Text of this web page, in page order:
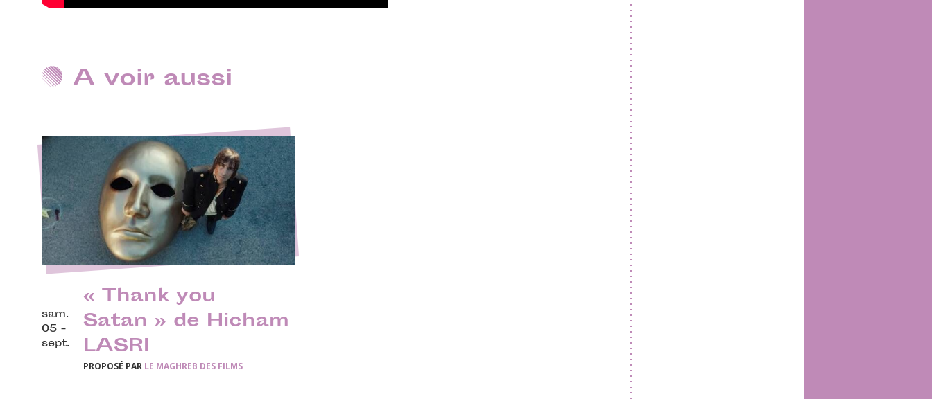
A voir aussi
sam.
05 -
sept.
« Thank you
Satan » de Hicham
LASRI
PROPOSÉ PAR LE MAGHREB DES FILMS